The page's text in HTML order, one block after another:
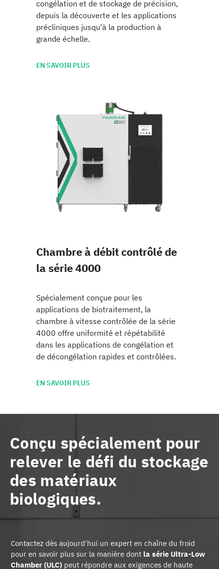
congélation et de stockage de précision,
depuis la découverte et les applications
précliniques jusqu'à la production à
grande échelle.
EN SAVOIR PLUS
Chambre à débit contrôlé de
la série 4000
Spécialement conçue pour les
applications de biotraitement, la
chambre à vitesse contrôlée de la série
4000 offre uniformité et répétabilité
dans les applications de congélation et
de décongélation rapides et contrôlées.
EN SAVOIR PLUS
Conçu spécialement pour
relever le défi du stockage
des matériaux
biologiques.
Contactez dès aujourd'hui un expert en chaîne du froid
pour en savoir plus sur la manière dont la série Ultra-Low
Chamber (ULC) peut répondre aux exigences de haute